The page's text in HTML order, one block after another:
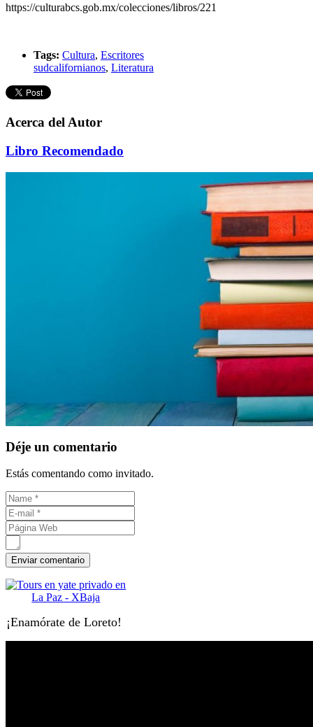
https://culturabcs.gob.mx/colecciones/libros/221
Tags: Cultura, Escritores
sudcalifornianos, Literatura
Acerca del Autor
Libro Recomendado
Déje un comentario
Estás comentando como invitado.
¡Enamórate de Loreto!